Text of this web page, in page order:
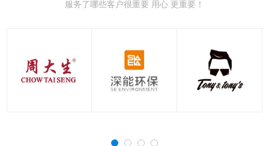
服务了哪些客户很重要 用心 更重要！